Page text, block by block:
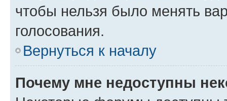
чтобы нельзя было менять
голосования.
Вернуться к началу
Почему мне недоступны